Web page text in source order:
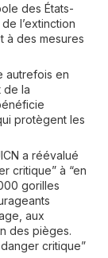
des États-
l’extinction
à des mesures
autrefois en
de la
protègent les
a réévalué
critique” à “en
gorilles
aux
des pièges.
critique”